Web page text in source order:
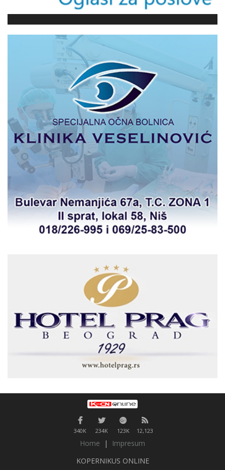
340K 234K 123K 12,123
Home |
Impresum
KOPERNIKUS ONLINE